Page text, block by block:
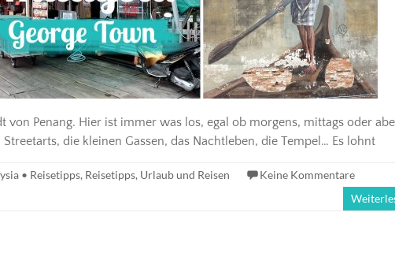
von Penang. Hier ist immer was los, egal ob morgens, mittags oder
die kleinen Gassen, das Nachtleben, die Tempel… Es lohnt
• Reisetipps, Reisetipps, Urlaub und Reisen
Keine Kommentare